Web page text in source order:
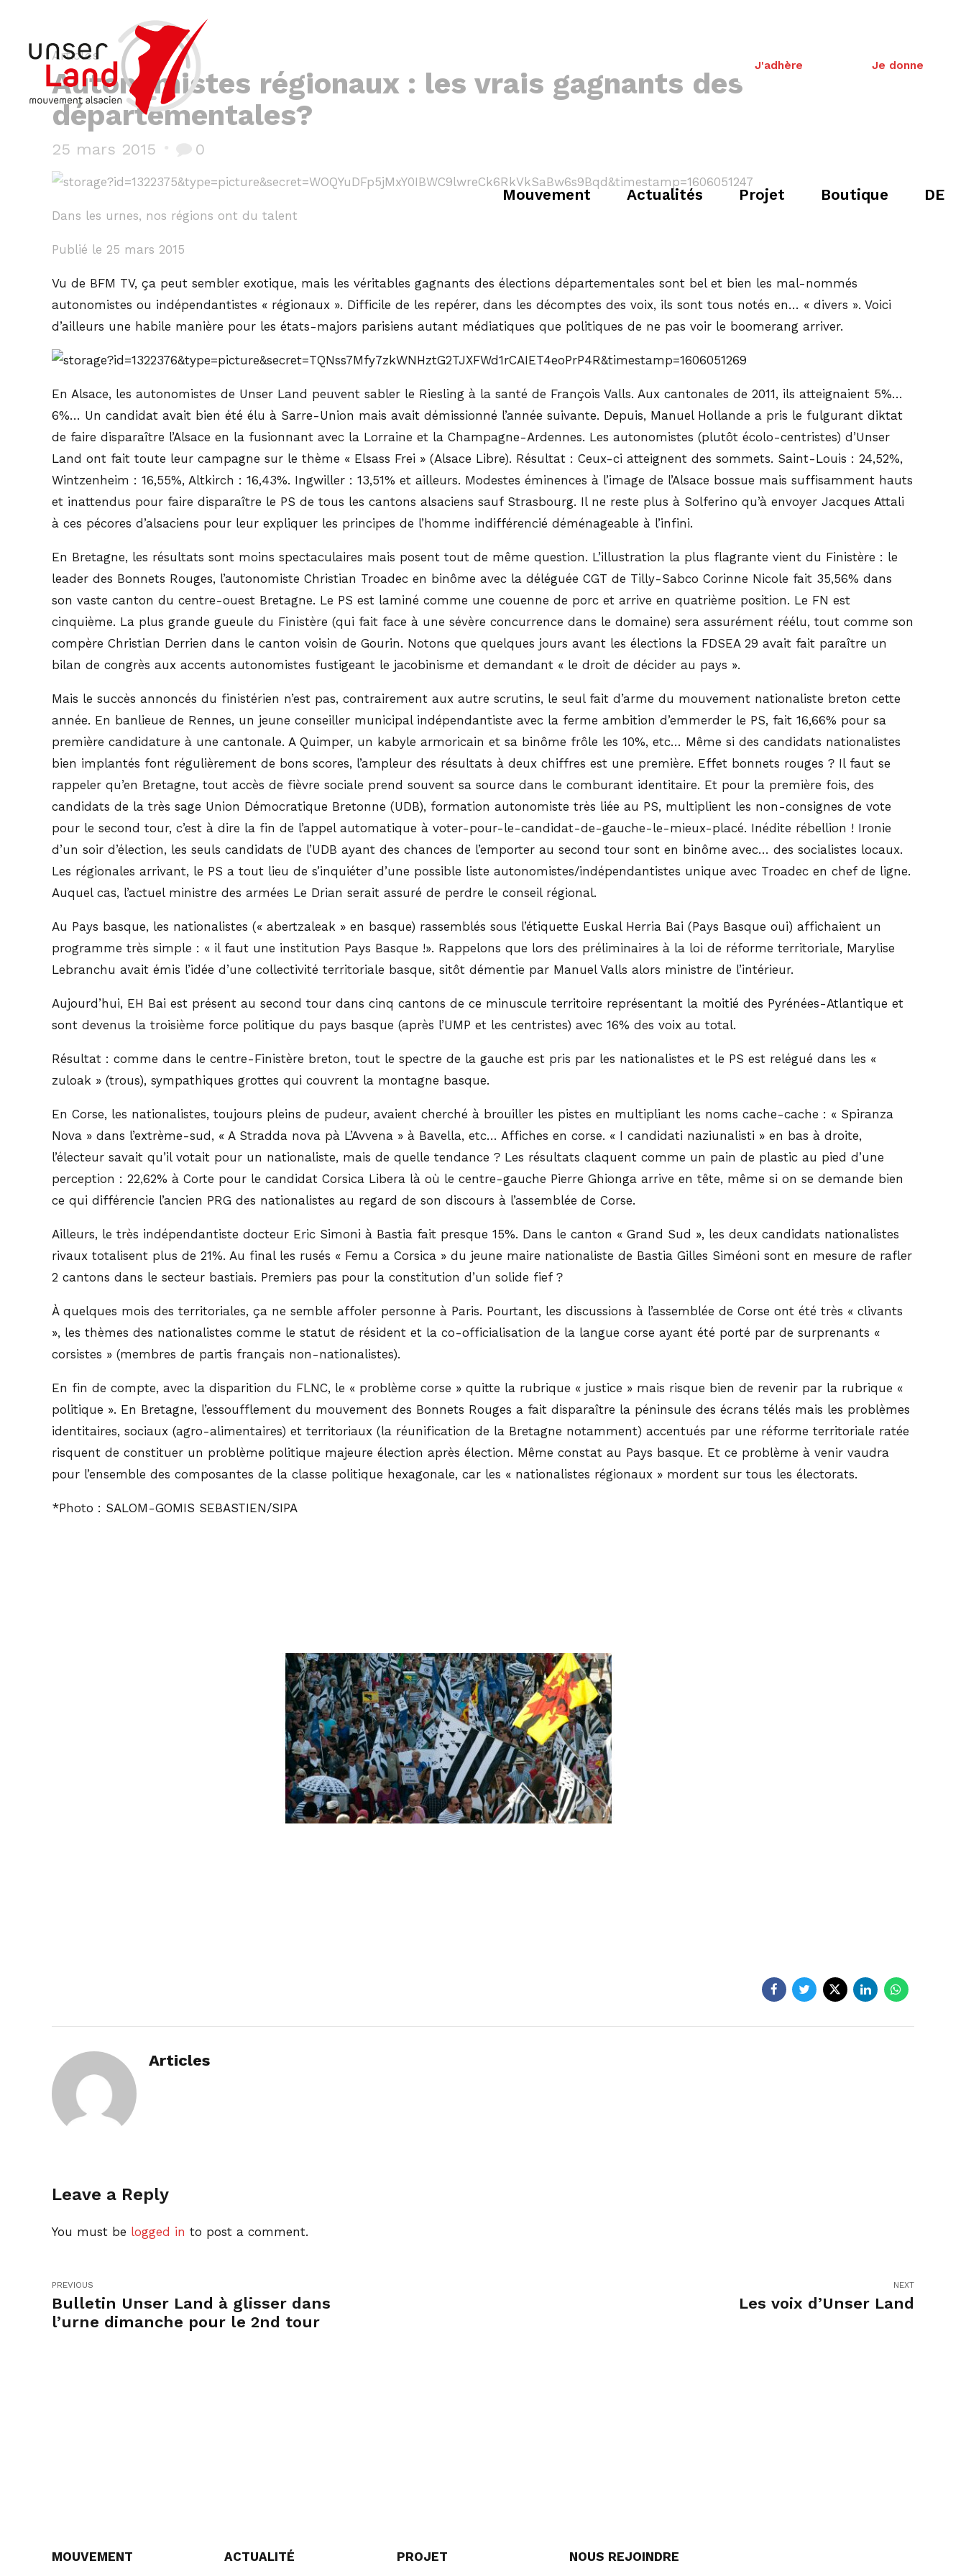
J'adhère Je donne
Mouvement Actualités Projet Boutique DE
Articles
Autonomistes régionaux : les vrais gagnants des
départementales?
25 mars 2015 0
Dans les urnes, nos régions ont du talent
Publié le 25 mars 2015
Vu de BFM TV, ça peut sembler exotique, mais les véritables gagnants des élections départementales sont bel et bien les mal-nommés
autonomistes ou indépendantistes « régionaux ». Difficile de les repérer, dans les décomptes des voix, ils sont tous notés en… « divers ». Voici
d’ailleurs une habile manière pour les états-majors parisiens autant médiatiques que politiques de ne pas voir le boomerang arriver.
En Alsace, les autonomistes de Unser Land peuvent sabler le Riesling à la santé de François Valls. Aux cantonales de 2011, ils atteignaient 5%…
6%… Un candidat avait bien été élu à Sarre-Union mais avait démissionné l’année suivante. Depuis, Manuel Hollande a pris le fulgurant diktat
de faire disparaître l’Alsace en la fusionnant avec la Lorraine et la Champagne-Ardennes. Les autonomistes (plutôt écolo-centristes) d’Unser
Land ont fait toute leur campagne sur le thème « Elsass Frei » (Alsace Libre). Résultat : Ceux-ci atteignent des sommets. Saint-Louis : 24,52%,
Wintzenheim : 16,55%, Altkirch : 16,43%. Ingwiller : 13,51% et ailleurs. Modestes éminences à l’image de l’Alsace bossue mais suffisamment hauts
et inattendus pour faire disparaître le PS de tous les cantons alsaciens sauf Strasbourg. Il ne reste plus à Solferino qu’à envoyer Jacques Attali
à ces pécores d’alsaciens pour leur expliquer les principes de l’homme indifférencié déménageable à l’infini.
En Bretagne, les résultats sont moins spectaculaires mais posent tout de même question. L’illustration la plus flagrante vient du Finistère : le
leader des Bonnets Rouges, l’autonomiste Christian Troadec en binôme avec la déléguée CGT de Tilly-Sabco Corinne Nicole fait 35,56% dans
son vaste canton du centre-ouest Bretagne. Le PS est laminé comme une couenne de porc et arrive en quatrième position. Le FN est
cinquième. La plus grande gueule du Finistère (qui fait face à une sévère concurrence dans le domaine) sera assurément réélu, tout comme son
compère Christian Derrien dans le canton voisin de Gourin. Notons que quelques jours avant les élections la FDSEA 29 avait fait paraître un
bilan de congrès aux accents autonomistes fustigeant le jacobinisme et demandant « le droit de décider au pays ».
Mais le succès annoncés du finistérien n’est pas, contrairement aux autre scrutins, le seul fait d’arme du mouvement nationaliste breton cette
année. En banlieue de Rennes, un jeune conseiller municipal indépendantiste avec la ferme ambition d’emmerder le PS, fait 16,66% pour sa
première candidature à une cantonale. A Quimper, un kabyle armoricain et sa binôme frôle les 10%, etc… Même si des candidats nationalistes
bien implantés font régulièrement de bons scores, l’ampleur des résultats à deux chiffres est une première. Effet bonnets rouges ? Il faut se
rappeler qu’en Bretagne, tout accès de fièvre sociale prend souvent sa source dans le comburant identitaire. Et pour la première fois, des
candidats de la très sage Union Démocratique Bretonne (UDB), formation autonomiste très liée au PS, multiplient les non-consignes de vote
pour le second tour, c’est à dire la fin de l’appel automatique à voter-pour-le-candidat-de-gauche-le-mieux-placé. Inédite rébellion ! Ironie
d’un soir d’élection, les seuls candidats de l’UDB ayant des chances de l’emporter au second tour sont en binôme avec… des socialistes locaux.
Les régionales arrivant, le PS a tout lieu de s’inquiéter d’une possible liste autonomistes/indépendantistes unique avec Troadec en chef de ligne.
Auquel cas, l’actuel ministre des armées Le Drian serait assuré de perdre le conseil régional.
Au Pays basque, les nationalistes (« abertzaleak » en basque) rassemblés sous l’étiquette Euskal Herria Bai (Pays Basque oui) affichaient un
programme très simple : « il faut une institution Pays Basque !». Rappelons que lors des préliminaires à la loi de réforme territoriale, Marylise
Lebranchu avait émis l’idée d’une collectivité territoriale basque, sitôt démentie par Manuel Valls alors ministre de l’intérieur.
Aujourd’hui, EH Bai est présent au second tour dans cinq cantons de ce minuscule territoire représentant la moitié des Pyrénées-Atlantique et
sont devenus la troisième force politique du pays basque (après l’UMP et les centristes) avec 16% des voix au total.
Résultat : comme dans le centre-Finistère breton, tout le spectre de la gauche est pris par les nationalistes et le PS est relégué dans les «
zuloak » (trous), sympathiques grottes qui couvrent la montagne basque.
En Corse, les nationalistes, toujours pleins de pudeur, avaient cherché à brouiller les pistes en multipliant les noms cache-cache : « Spiranza
Nova » dans l’extrème-sud, « A Stradda nova pà L’Avvena » à Bavella, etc… Affiches en corse. « I candidati naziunalisti » en bas à droite,
l’électeur savait qu’il votait pour un nationaliste, mais de quelle tendance ? Les résultats claquent comme un pain de plastic au pied d’une
perception : 22,62% à Corte pour le candidat Corsica Libera là où le centre-gauche Pierre Ghionga arrive en tête, même si on se demande bien
ce qui différencie l’ancien PRG des nationalistes au regard de son discours à l’assemblée de Corse.
Ailleurs, le très indépendantiste docteur Eric Simoni à Bastia fait presque 15%. Dans le canton « Grand Sud », les deux candidats nationalistes
rivaux totalisent plus de 21%. Au final les rusés « Femu a Corsica » du jeune maire nationaliste de Bastia Gilles Siméoni sont en mesure de rafler
2 cantons dans le secteur bastiais. Premiers pas pour la constitution d’un solide fief ?
À quelques mois des territoriales, ça ne semble affoler personne à Paris. Pourtant, les discussions à l’assemblée de Corse ont été très « clivants
», les thèmes des nationalistes comme le statut de résident et la co-officialisation de la langue corse ayant été porté par de surprenants «
corsistes » (membres de partis français non-nationalistes).
En fin de compte, avec la disparition du FLNC, le « problème corse » quitte la rubrique « justice » mais risque bien de revenir par la rubrique «
politique ». En Bretagne, l’essoufflement du mouvement des Bonnets Rouges a fait disparaître la péninsule des écrans télés mais les problèmes
identitaires, sociaux (agro-alimentaires) et territoriaux (la réunification de la Bretagne notamment) accentués par une réforme territoriale ratée
risquent de constituer un problème politique majeure élection après élection. Même constat au Pays basque. Et ce problème à venir vaudra
pour l’ensemble des composantes de la classe politique hexagonale, car les « nationalistes régionaux » mordent sur tous les électorats.
*Photo : SALOM-GOMIS SEBASTIEN/SIPA
Articles
Leave a Reply
You must be logged in to post a comment.
PREVIOUS
Bulletin Unser Land à glisser dans
l’urne dimanche pour le 2nd tour
NEXT
Les voix d’Unser Land
MOUVEMENT ACTUALITÉ PROJET NOUS REJOINDRE